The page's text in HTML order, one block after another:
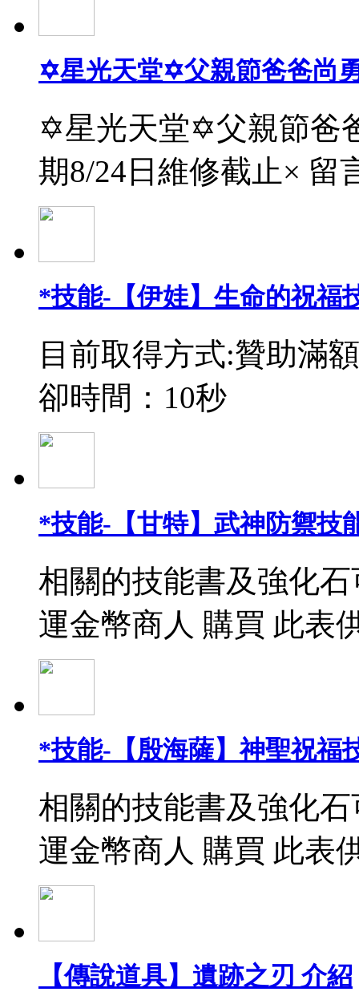
✡星光天堂✡父親節爸爸尚
✡星光天堂✡父親節爸
期8/24日維修截止× 留
*技能-【伊娃】生命的祝福
目前取得方式:贊助滿
卻時間：10秒
*技能-【甘特】武神防禦技
相關的技能書及強化
運金幣商人 購買 此表
*技能-【殷海薩】神聖祝福
相關的技能書及強化
運金幣商人 購買 此表
【傳說道具】遺跡之刃 介紹